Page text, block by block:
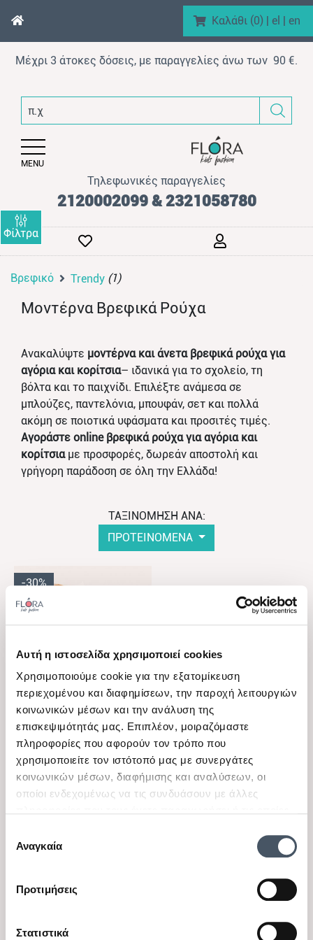
Αυτή η ιστοσελίδα χρησιμοποιεί cookies
Χρησιμοποιούμε cookie για την εξατομίκευση
περιεχομένου και διαφημίσεων, την παροχή λειτουργιών
κοινωνικών μέσων και την ανάλυση της
επισκεψιμότητάς μας. Επιπλέον, μοιραζόμαστε
πληροφορίες που αφορούν τον τρόπο που
χρησιμοποιείτε τον ιστότοπό μας με συνεργάτες
κοινωνικών μέσων, διαφήμισης και αναλύσεων, οι
οποίοι ενδεχομένως να τις συνδυάσουν με άλλες
των υπηρεσιών τους.
συγκατάθεσης
Αναγκαία
Προτιμήσεις
Στατιστικά
Καλάθι (0) | el | en
(Κορίτσι)
(Βρεφικό)
(AΞEΣOYAP)
(Brand)
(Προϊόντα)
Μέχρι 3 άτοκες δόσεις, με παραγγελίες άνω των 90 €.
π.χ.
MENU
Τηλεφωνικές παραγγελίες
2120002099 & 2321058780
Βρεφικό Trendy (1)
Φίλτρα
Μοντέρνα Βρεφικά Ρούχα
Ανακαλύψτε μοντέρνα και άνετα βρεφικά ρούχα για
αγόρια και κορίτσια– ιδανικά για το σχολείο, τη
βόλτα και το παιχνίδι. Επιλέξτε ανάμεσα σε
μπλούζες, παντελόνια, μπουφάν, σετ και πολλά
ακόμη σε ποιοτικά υφάσματα και προσιτές τιμές.
Αγοράστε online βρεφικά ρούχα για αγόρια και
κορίτσιαμε προσφορές, δωρεάν αποστολή και
γρήγορη παράδοση σε όλη την Ελλάδα!
ΤΑΞΙΝΟΜΗΣΗ ΑΝΑ:
ΠΡΟΤΕΙΝΟΜΕΝΑ
-30%
Trendy
Βρεφικό σετ φόρμα
αχνούδιαστη για αγόρια
Trendy πορτοκαλί
Διαθέσιμα μεγέθη
6 Μ
Συχνές Ερωτήσεις